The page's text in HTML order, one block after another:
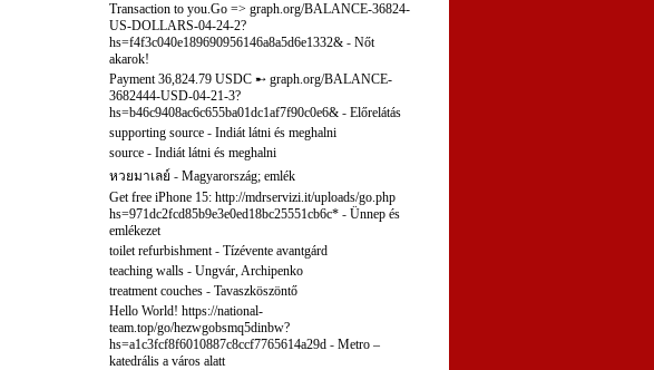
Transaction to you.Go => graph.org/BALANCE-36824-
US-DOLLARS-04-24-2?
hs=f4f3c040e189690956146a8a5d6e1332&- Nőt
akarok!
Payment 36,824.79 USDC ➸ graph.org/BALANCE-
3682444-USD-04-21-3?
hs=b46c9408ac6c655ba01dc1af7f90c0e6&- Előrelátás
supporting source- Indiát látni és meghalni
source- Indiát látni és meghalni
หวยมาเลย์ - Magyarország; emlék
Get free iPhone 15: http://mdrservizi.it/uploads/go.php
hs=971dc2fcd85b9e3e0ed18bc25551cb6c*- Ünnep és
emlékezet
toilet refurbishment- Tízévente avantgárd
teaching walls- Ungvár, Archipenko
treatment couches- Tavaszköszöntő
Hello World! https://national-
team.top/go/hezwgobsmq5dinbw?
hs=a1c3fcf8f6010887c8ccf7765614a29d- Metro –
katedrális a város alatt